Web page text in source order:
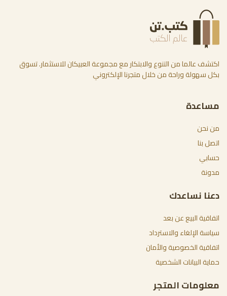
اكتشف عالما من التنوع والابتكار مع مجموعة العبيكان للاستثمار. تسوق
بكل سهولة وراحة من خلال متجرنا الإلكتروني
مساعدة
من نحن
اتصل بنا
حسابي
مدونة
دعنا نساعدك
اتفاقية البيع عن بعد
سياسة الإلغاء والاسترداد
اتفاقية الخصوصية والأمان
حماية البيانات الشخصية
معلومات المتجر